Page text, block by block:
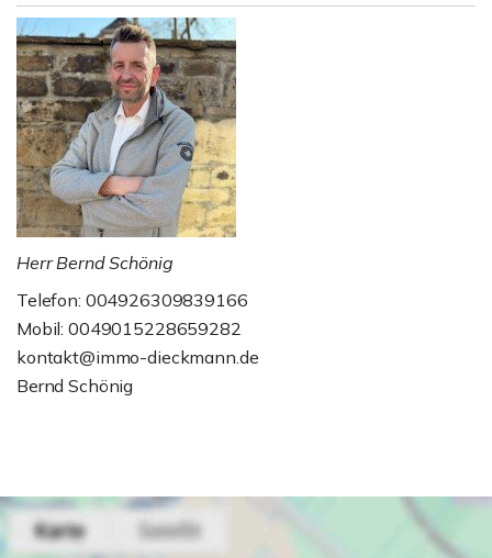
Herr Bernd Schönig
Telefon: 004926309839166
Mobil: 0049015228659282
kontakt@immo-dieckmann.de
Bernd Schönig